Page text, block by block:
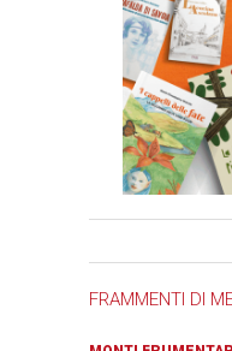
FRAMMENTI DI